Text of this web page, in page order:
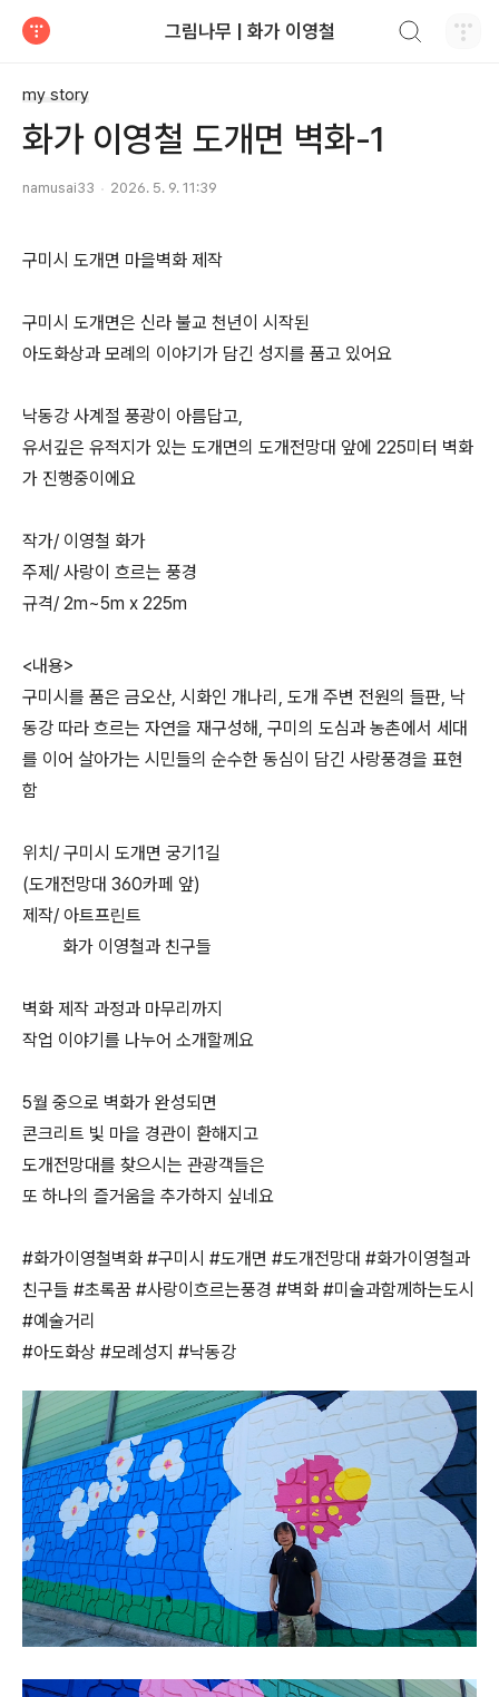
그림나무 | 화가 이영철
my story
화가 이영철 도개면 벽화-1
namusai33 2026. 5. 9. 11:39
구미시 도개면 마을벽화 제작
구미시 도개면은 신라 불교 천년이 시작된
아도화상과 모례의 이야기가 담긴 성지를 품고 있어요
낙동강 사계절 풍광이 아름답고,
유서깊은 유적지가 있는 도개면의 도개전망대 앞에 225미터 벽화
가 진행중이에요
작가/ 이영철 화가
주제/ 사랑이 흐르는 풍경
규격/ 2m~5m x 225m
<내용>
구미시를 품은 금오산, 시화인 개나리, 도개 주변 전원의 들판, 낙
동강 따라 흐르는 자연을 재구성해, 구미의 도심과 농촌에서 세대
를 이어 살아가는 시민들의 순수한 동심이 담긴 사랑풍경을 표현
함
위치/ 구미시 도개면 궁기1길
(도개전망대 360카페 앞)
제작/ 아트프린트
화가 이영철과 친구들
벽화 제작 과정과 마무리까지
작업 이야기를 나누어 소개할께요
5월 중으로 벽화가 완성되면
콘크리트 빛 마을 경관이 환해지고
도개전망대를 찾으시는 관광객들은
또 하나의 즐거움을 추가하지 싶네요
#화가이영철벽화 #구미시 #도개면 #도개전망대 #화가이영철과
친구들 #초록꿈 #사랑이흐르는풍경 #벽화 #미술과함께하는도시
#예술거리
#아도화상 #모례성지 #낙동강